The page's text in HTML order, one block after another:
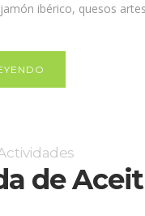
ibérico, quesos
de